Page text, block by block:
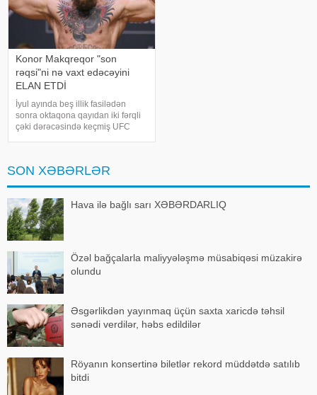
Konor Makqreqor "son
rəqsi"ni nə vaxt edəcəyini
ELAN ETDİ
İyul ayında beş illik fasilədən
sonra oktaqona qayıdan iki fərqli
çəki dərəcəsində keçmiş UFC
döyüşçü bu barədə İnstaqram
səhifəsind
SON XƏBƏRLƏR
Hava ilə bağlı sarı XƏBƏRDARLIQ
Özəl bağçalarla maliyyələşmə müsabiqəsi müzakirə
olundu
Əsgərlikdən yayınmaq üçün saxta xaricdə təhsil
sənədi verdilər, həbs edildilər
Röyanın konsertinə biletlər rekord müddətdə satılıb
bitdi